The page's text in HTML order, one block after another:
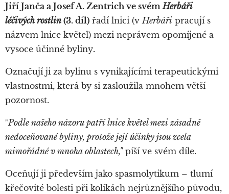
Jiří Janča a Josef A. Zentrich ve svémHerbáři
léčivých rostlin (3. díl) řadí lnici (v Herbáři pracují s
názvem lnice květel) mezi neprávem opomíjené a
vysoce účinné byliny.
Označují ji za bylinu s vynikajícími terapeutickými
vlastnostmi, která by si zasloužila mnohem větší
pozornost.
"Podle našeho názoru patří lnice květel mezi zásadně
nedoceňované byliny, protože její účinky jsou zcela
mimořádné v mnoha oblastech,"píší ve svém díle.
Oceňují ji především jako spasmolytikum – tlumí
křečovité bolesti při kolikách nejrůznějšího původu,